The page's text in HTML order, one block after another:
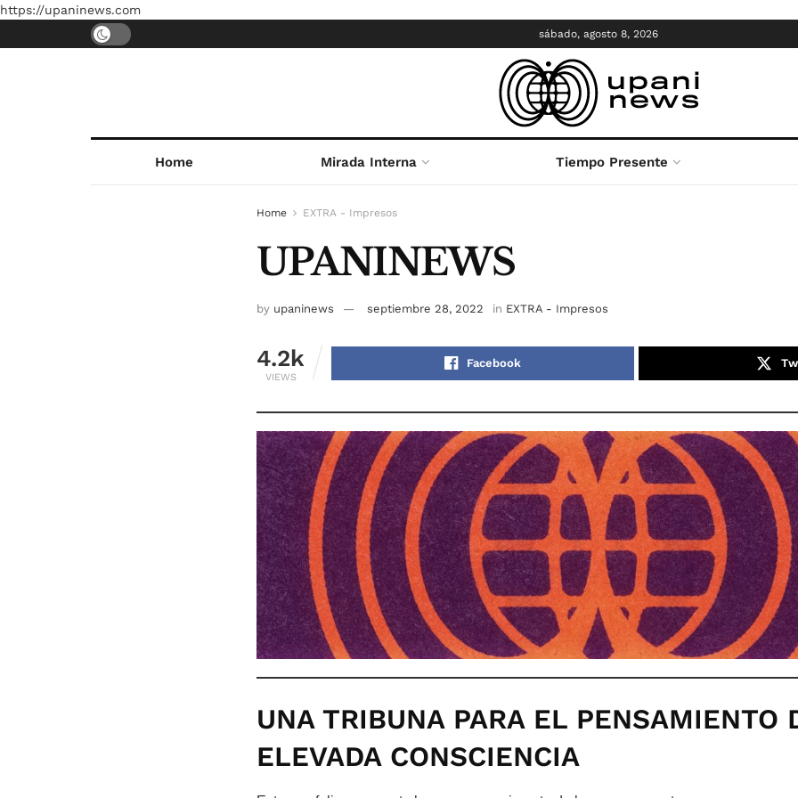
https://upaninews.com
sábado, agosto 8, 2026
Home Mirada Interna Tiempo Presente
Home EXTRA - Impresos
UPANINEWS
by upaninews septiembre 28, 2022 in EXTRA - Impresos
4.2k
VIEWS
Facebook
UNA TRIBUNA PARA EL PENSAMIENTO
ELEVADA CONSCIENCIA